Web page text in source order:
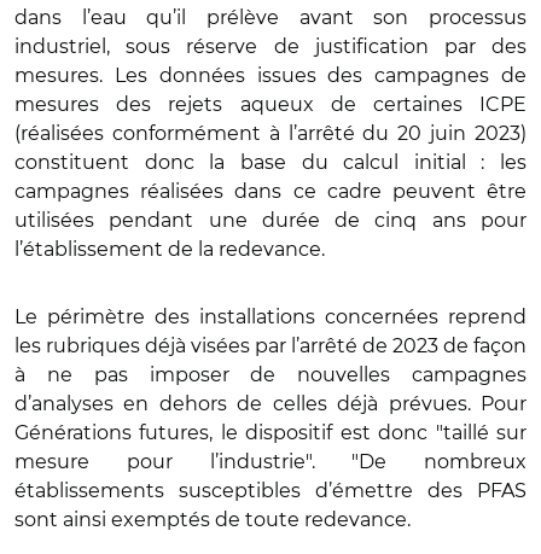
dans l’eau qu’il prélève avant son processus
industriel, sous réserve de justification par des
mesures. Les données issues des campagnes de
mesures des rejets aqueux de certaines ICPE
(réalisées conformément à l’arrêté du 20 juin 2023)
constituent donc la base du calcul initial : les
campagnes réalisées dans ce cadre peuvent être
utilisées pendant une durée de cinq ans pour
l’établissement de la redevance.
Le périmètre des installations concernées reprend
les rubriques déjà visées par l’arrêté de 2023 de façon
à ne pas imposer de nouvelles campagnes
d’analyses en dehors de celles déjà prévues. Pour
Générations futures, le dispositif est donc "taillé sur
mesure pour l’industrie". "De nombreux
établissements susceptibles d’émettre des PFAS
sont ainsi exemptés de toute redevance.